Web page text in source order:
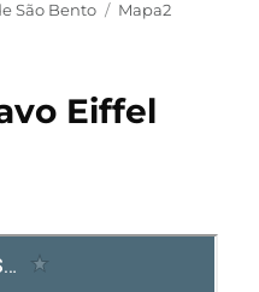
São Bento Mapa2
Eiffel